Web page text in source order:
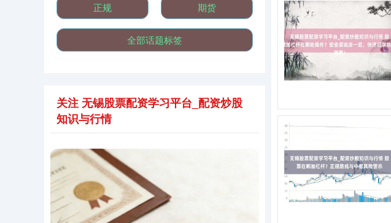
国债指数 229.69 +0.10
期指IC0 7877.80
正规 期货
全部话题标签
关注 无锡股票配资学习平台_配资炒股
知识与行情